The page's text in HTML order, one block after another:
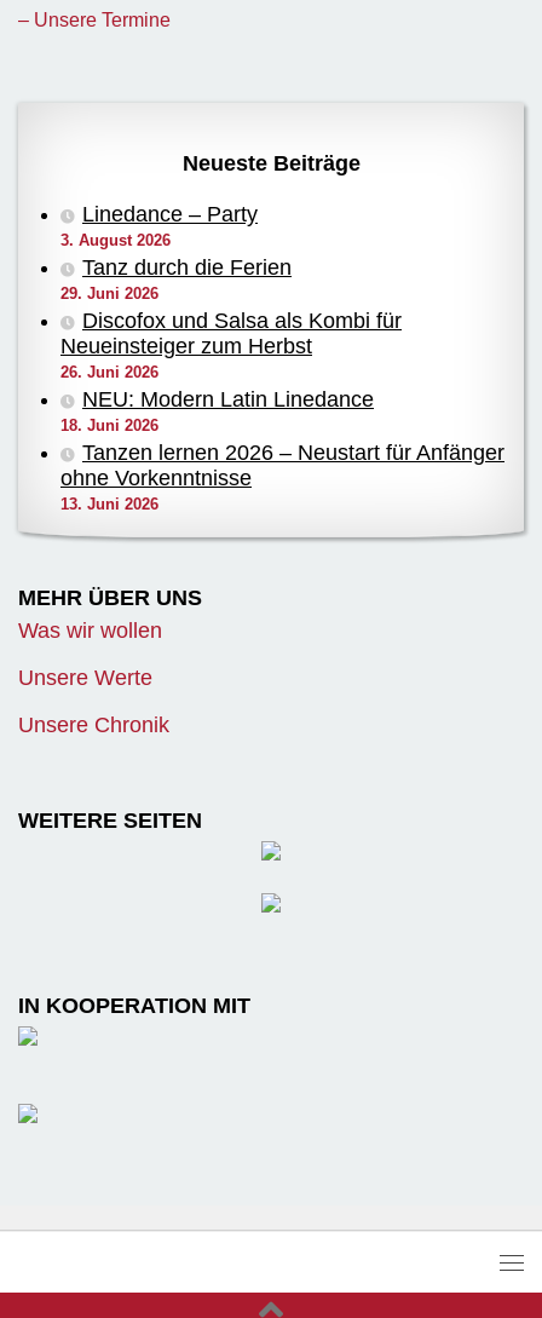
– Unsere Termine
Neueste Beiträge
Linedance – Party
3. August 2026
Tanz durch die Ferien
29. Juni 2026
Discofox und Salsa als Kombi für
Neueinsteiger zum Herbst
26. Juni 2026
NEU: Modern Latin Linedance
18. Juni 2026
Tanzen lernen 2026 – Neustart für Anfänger
ohne Vorkenntnisse
13. Juni 2026
MEHR ÜBER UNS
Was wir wollen
Unsere Werte
Unsere Chronik
WEITERE SEITEN
IN KOOPERATION MIT